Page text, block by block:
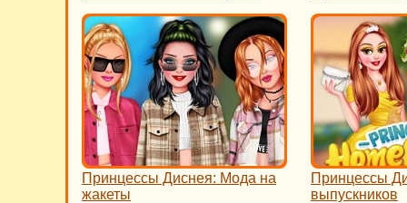
Принцессы Диснея: Мода на
жакеты
Принцессы
выпускников